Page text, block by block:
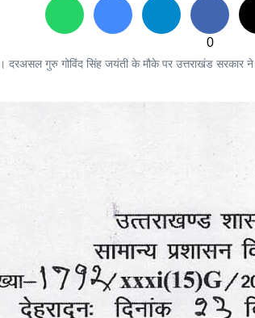
0
दरअसल गुरु गोविंद सिंह जयंती के मौके पर उत्तराखंड